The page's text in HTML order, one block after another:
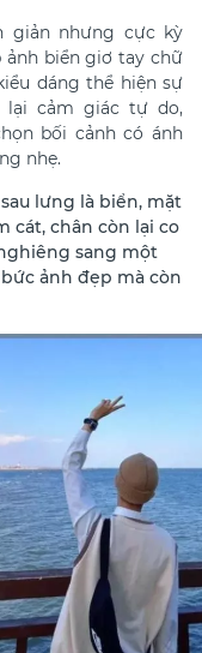
giản nhưng cực kỳ
ảnh biểngiơ tay chữ
dáng thể hiện sự
lại cảm giác tự do,
bối cảnh có ánh
nhẹ.
lưng là biển, mặt
cát, chân còn lại co
sang một
ảnh đẹp mà còn